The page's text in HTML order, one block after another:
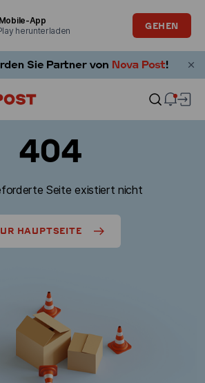
App
herunterladen
GEHEN
404
Seite existiert nicht
HAUPTSEITE